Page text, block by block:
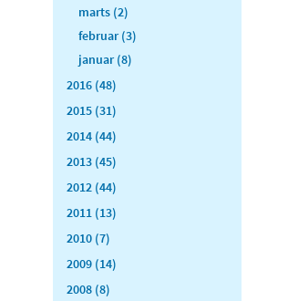
marts (2)
februar (3)
januar (8)
2016 (48)
2015 (31)
2014 (44)
2013 (45)
2012 (44)
2011 (13)
2010 (7)
2009 (14)
2008 (8)